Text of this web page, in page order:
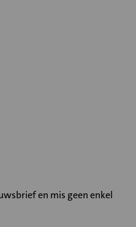
en mis geen enkel